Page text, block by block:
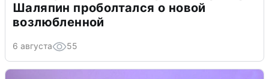
Шаляпин проболтался о новой
возлюбленной
6 августа 55